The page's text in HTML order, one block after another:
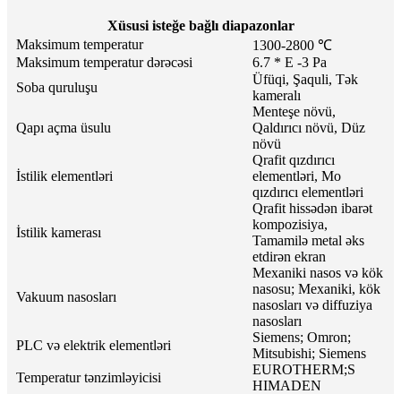
Xüsusi isteğe bağlı diapazonlar
Maksimum temperatur
1300-2800 ℃
Maksimum temperatur dərəcəsi
6.7 * E -3 Pa
Soba quruluşu
Üfüqi, Şaquli, Tək
kameralı
Qapı açma üsulu
Menteşe növü,
Qaldırıcı növü, Düz
növü
İstilik elementləri
Qrafit qızdırıcı
elementləri, Mo
qızdırıcı elementləri
İstilik kamerası
Qrafit hissədən ibarət
kompozisiya,
Tamamilə metal əks
etdirən ekran
Vakuum nasosları
Mexaniki nasos və kök
nasosu; Mexaniki, kök
nasosları və diffuziya
nasosları
PLC və elektrik elementləri
Siemens; Omron;
Mitsubishi; Siemens
Temperatur tənzimləyicisi
EUROTHERM;S
HIMADEN